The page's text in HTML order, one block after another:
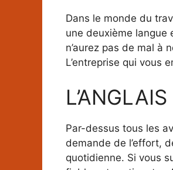
Dans le monde du
une deuxième langue
n’aurez pas de mal à
L’entreprise qui vous
Par-dessus tous les
demande de l’effort,
quotidienne. Si vous